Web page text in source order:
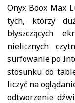
Onyx Boox Max
tych, którzy
błyszczących
nielicznych
surfowanie po
stosunku do
liczyć na
odtworzenie